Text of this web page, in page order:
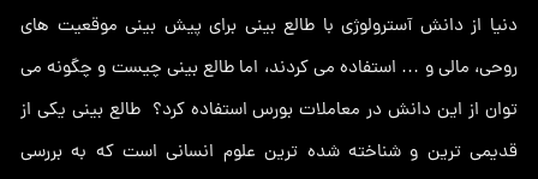
دنیا از دانش آسترولوژی با طالع بینی برای پیش بینی موقعیت های
روحی، مالی و … استفاده می کردند، اما طالع بینی چیست و چگونه می
توان از این دانش در معاملات بورس استفاده کرد؟ طالع بینی یکی از
قدیمی ترین و شناخته شده ترین علوم انسانی است که به بررسی